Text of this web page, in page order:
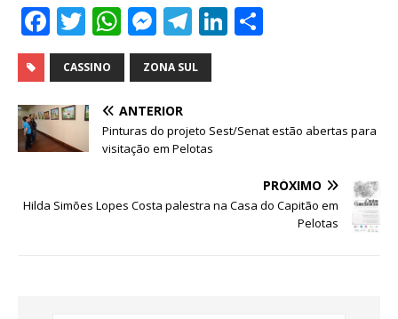
F
a
c
e
b
o
o
k
T
w
it
te
r
W
h
at
s
A
p
p
M
e
ss
e
n
g
r
T
el
e
ra
m
Li
dI
CASSINO ZONA SUL
ANTERIOR
Pinturas do projeto Sest/Senat estão abertas para
visitação em Pelotas
PRÓXIMO
Hilda Simões Lopes Costa palestra na Casa do Capitão em
Pelotas